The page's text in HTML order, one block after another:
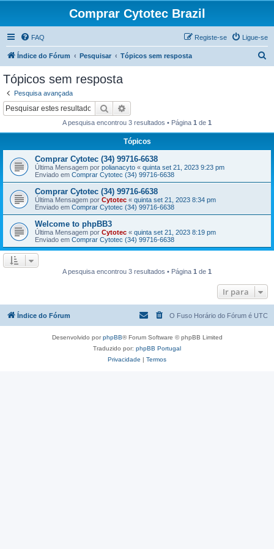
Comprar Cytotec Brazil
FAQ Ligue-se
Registe-se
Índice do Fórum Pesquisar Tópicos sem resposta
Tópicos sem resposta
Pesquisa avançada
Pesquisar
A pesquisa encontrou 3 resultados • Página 1 de 1
Tópicos
Comprar Cytotec (34) 99716-6638
Última Mensagem por polianacyto « quinta set 21, 2023 9:23 pm
Enviado em Comprar Cytotec (34) 99716-6638
Comprar Cytotec (34) 99716-6638
Última Mensagem por Cytotec « quinta set 21, 2023 8:34 pm
Enviado em Comprar Cytotec (34) 99716-6638
Welcome to phpBB3
Última Mensagem por Cytotec « quinta set 21, 2023 8:19 pm
Enviado em Comprar Cytotec (34) 99716-6638
A pesquisa encontrou 3 resultados • Página 1 de 1
Ir para
Índice do Fórum O Fuso Horário do Fórum é UTC
Desenvolvido porphpBB® Forum Software © phpBB Limited
Traduzido por: phpBB Portugal
Privacidade | Termos